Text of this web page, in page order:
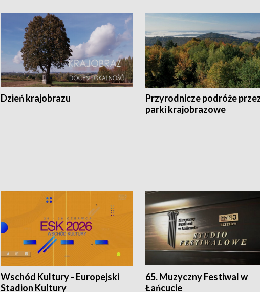
Dzień krajobrazu
Przyrodnicze podróże
parki krajobrazowe
Wschód Kultury - Europejski
Stadion Kultury
65. Muzyczny Festiwal w
Łańcucie